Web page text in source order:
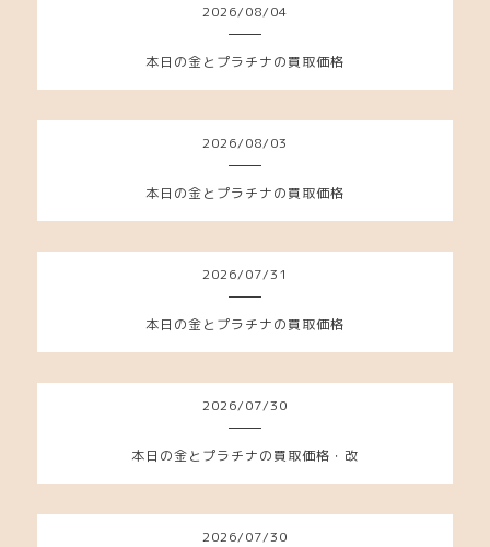
2026/08/04
本日の金とプラチナの買取価格
2026/08/03
本日の金とプラチナの買取価格
2026/07/31
本日の金とプラチナの買取価格
2026/07/30
本日の金とプラチナの買取価格・改
2026/07/30